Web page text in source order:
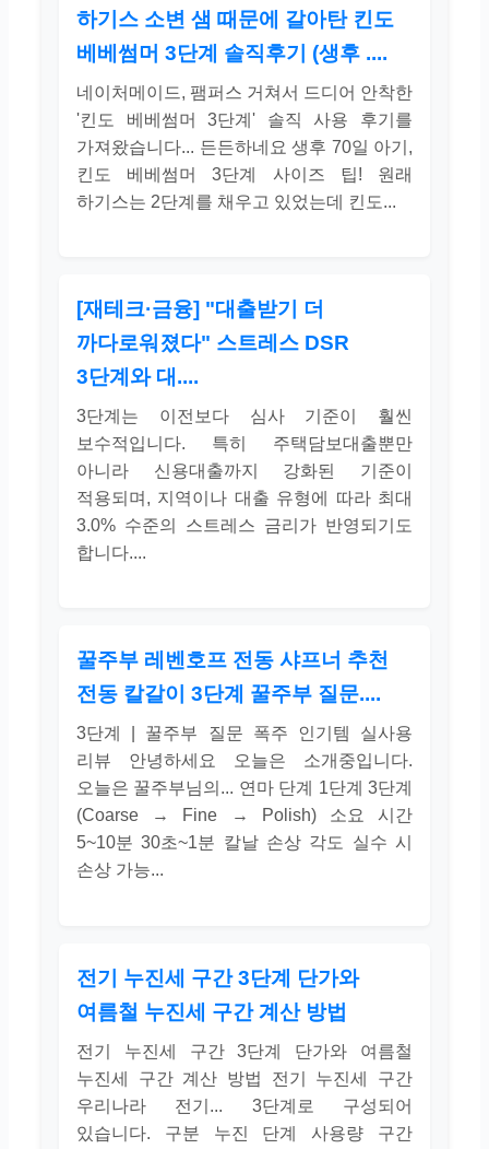
하기스 소변 샘 때문에 갈아탄 킨도
베베썸머 3단계 솔직후기 (생후 ....
네이처메이드, 팸퍼스 거쳐서 드디어 안착한
'킨도 베베썸머 3단계' 솔직 사용 후기를
가져왔습니다... 든든하네요 생후 70일 아기,
킨도 베베썸머 3단계 사이즈 팁! 원래
하기스는 2단계를 채우고 있었는데 킨도...
[재테크·금융] "대출받기 더
까다로워졌다" 스트레스 DSR
3단계와 대....
3단계는 이전보다 심사 기준이 훨씬
보수적입니다. 특히 주택담보대출뿐만
아니라 신용대출까지 강화된 기준이
적용되며, 지역이나 대출 유형에 따라 최대
3.0% 수준의 스트레스 금리가 반영되기도
합니다....
꿀주부 레벤호프 전동 샤프너 추천
전동 칼갈이 3단계 꿀주부 질문....
3단계 | 꿀주부 질문 폭주 인기템 실사용
리뷰 안녕하세요 오늘은 소개중입니다.
오늘은 꿀주부님의... 연마 단계 1단계 3단계
(Coarse → Fine → Polish) 소요 시간
5~10분 30초~1분 칼날 손상 각도 실수 시
손상 가능...
전기 누진세 구간 3단계 단가와
여름철 누진세 구간 계산 방법
전기 누진세 구간 3단계 단가와 여름철
누진세 구간 계산 방법 전기 누진세 구간
우리나라 전기... 3단계로 구성되어
있습니다. 구분 누진 단계 사용량 구간